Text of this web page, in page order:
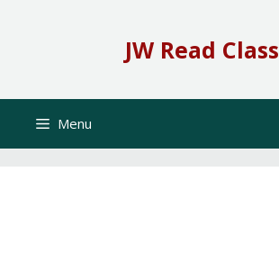
JW Read Class
Menu